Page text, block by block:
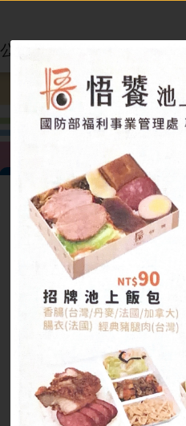
公告訊息
:::
首頁 主選單 便民服務
東-味覺美